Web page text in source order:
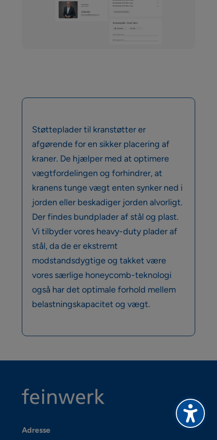
Støtteplader til kranstøtter er
afgørende for en sikker placering af
kraner. De hjælper med at optimere
vægtfordelingen og forhindrer, at
kranens tunge vægt enten synker ned i
jorden eller beskadiger jorden alvorligt.
Der findes bundplader af stål og plast.
Vi tilbyder vores heavy-duty plader af
stål, da de er ekstremt
modstandsdygtige og takket være
vores særlige honeycomb-teknologi
også har det optimale forhold mellem
belastningskapacitet og vægt.
Adresse